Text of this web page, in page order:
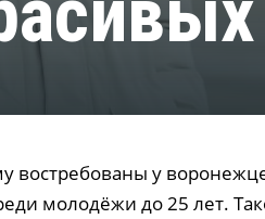
у
молодёжи до 25 лет.